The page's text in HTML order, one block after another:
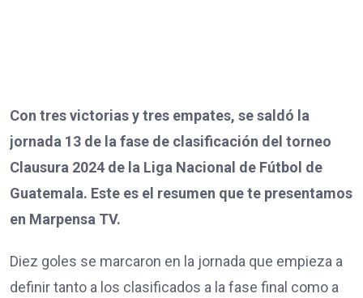
Con tres victorias y tres empates, se saldó la
jornada 13 de la fase de clasificación del torneo
Clausura 2024 de la Liga Nacional de Fútbol de
Guatemala. Este es el resumen que te presentamos
en Marpensa TV.
Diez goles se marcaron en la jornada que empieza a
definir tanto a los clasificados a la fase final como a